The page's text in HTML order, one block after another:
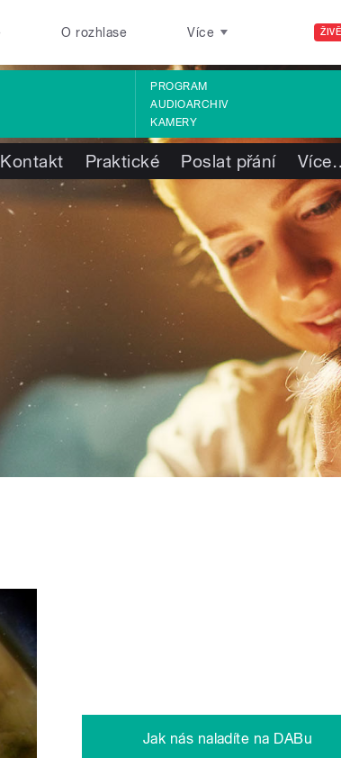
ŽIVĚ
O rozhlase Více
PROGRAM
AUDIOARCHIV
KAMERY
Kontakt Praktické Poslat přání Více
Jak nás naladíte na DABu